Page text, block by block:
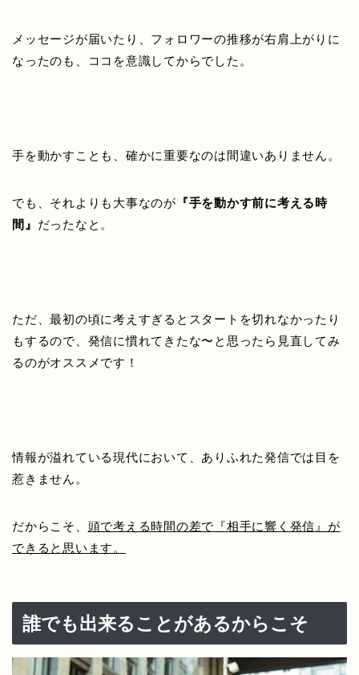
メッセージが届いたり、フォロワーの推移が右肩上がりに
なったのも、ココを意識してからでした。
手を動かすことも、 確かに重要なのは間違いありません。
でも、それよりも大事なのが 『手を動かす前に考える時
間』 だったなと。
ただ、最初の頃に考えすぎるとスタートを切れなかったり
もするので、発信に慣れてきたな〜と思ったら見直してみ
るのがオススメです！
情報が溢れている現代において、ありふれた発信では目を
惹きません。
だからこそ、 頭で考える時間の差で『相手に響く発信』が
できると思います。
誰でも出来ることがあるからこそ